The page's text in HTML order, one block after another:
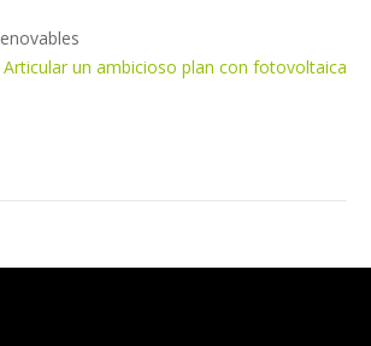
Articular un ambicioso plan con fotovoltaica